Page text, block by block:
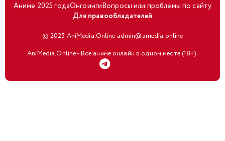
Аниме 2025 годаОнгоингиВопросы или проблемы по сайту
Для правообладателей
© 2025 AniMedia.Online admin@amedia.online
AniMedia.Online - Все аниме онлайн в одном месте (18+).